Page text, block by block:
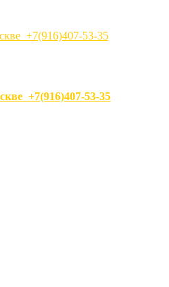
+7(916)407-53-35
+7(916)407-53-35